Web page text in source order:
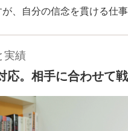
、自分の信念を貫ける仕
実績
応。相手に合わせて